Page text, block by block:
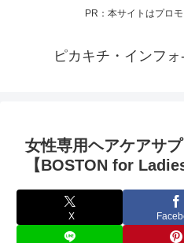
PR：本サイトはプロ
ピカキチ・インフォ
女性専用ヘアケアサ
【BOSTON for Ladies
X